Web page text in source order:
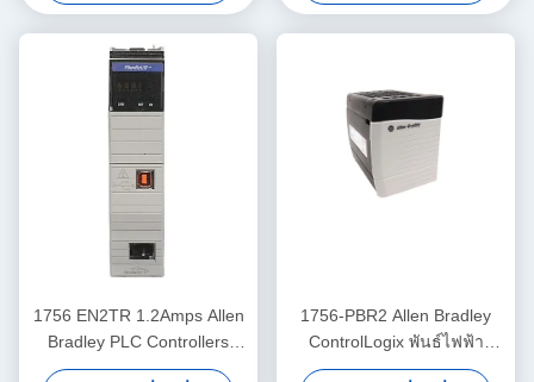
1756 EN2TR 1.2Amps Allen
Bradley PLC Controllers
โมดูลการสื่อสารอีเทอร์เนต
1756-PBR2 Allen Bradley
ControlLogix พันธ์ไฟฟ้า
32VDC